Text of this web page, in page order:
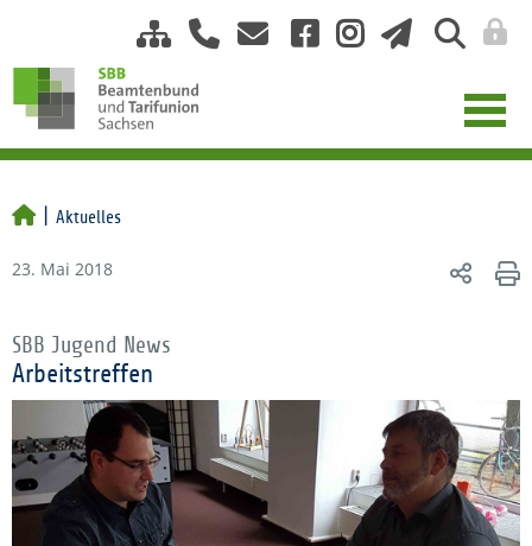
Aktuelles
23. Mai 2018
SBB Jugend News
Arbeitstreffen